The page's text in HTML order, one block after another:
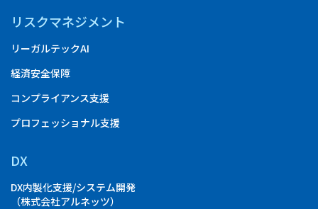
リスクマネジメント
リーガルテックAI
経済安全保障
コンプライアンス支援
プロフェッショナル支援
DX
DX内製化支援/システム開発
（株式会社アルネッツ）